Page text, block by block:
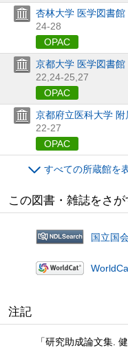
杏林大学 医学図書館
24-28
OPAC
京都大学 医学図書館
22, 24-25, 27
OPAC
京都府立医科大学 附
22-27
OPAC
すべての所蔵館を
この図書・雑誌をさが
国立国
注記
「研究助成論文集.